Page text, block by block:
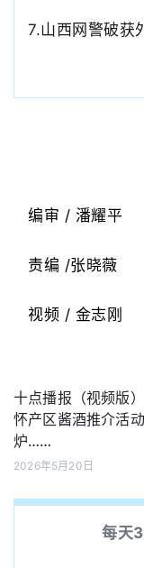
7.山西网警破获
编审 / 潘耀平
责编 /张晓薇
视频 / 金志刚
十点播报（视频版
怀产区酱酒推介活
炉……
2026年5月20日
每天